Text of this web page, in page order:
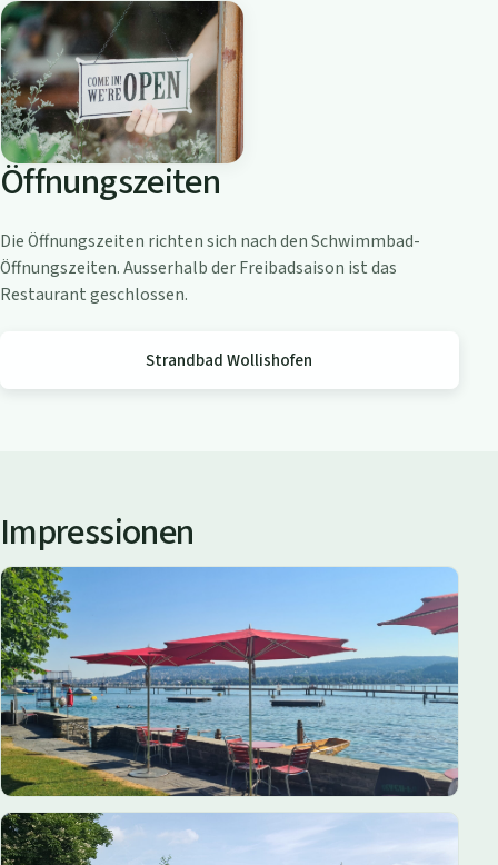
r
o
a
m
Z
ü
i
c
h
e
Öffnungszeiten
Die Öffnungszeiten richten sich nach den Schwimmbad-
Öffnungszeiten. Ausserhalb der Freibadsaison ist das
Restaurant geschlossen.
Strandbad Wollishofen
Impressionen